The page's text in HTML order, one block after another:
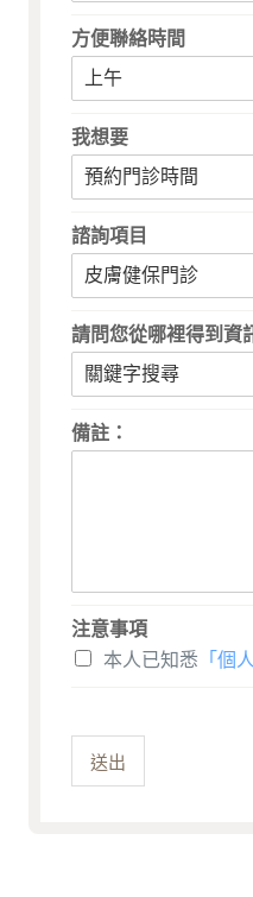
方便聯絡時間
我想要
諮詢項目
請問您從哪裡得到資
備註：
注意事項
本人已知悉 「個
送出